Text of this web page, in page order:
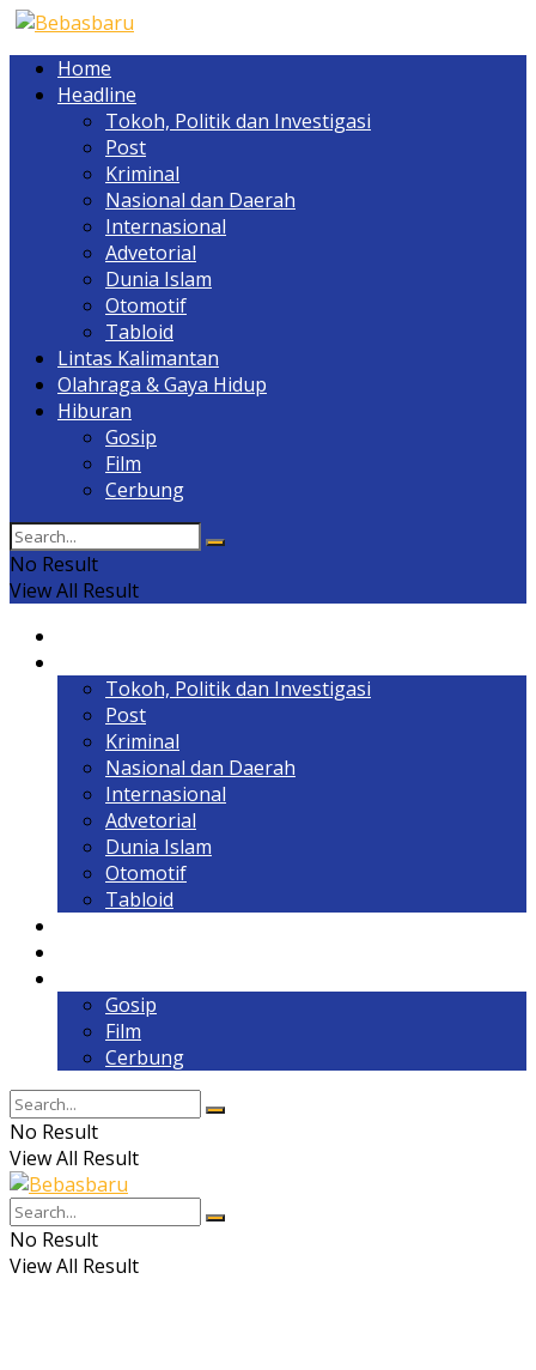
Home
Headline
Tokoh, Politik dan Investigasi
Post
Kriminal
Nasional dan Daerah
Internasional
Advetorial
Dunia Islam
Otomotif
Tabloid
Lintas Kalimantan
Olahraga & Gaya Hidup
Hiburan
Gosip
Film
Cerbung
No Result
View All Result
Tokoh, Politik dan Investigasi
Post
Kriminal
Nasional dan Daerah
Internasional
Advetorial
Dunia Islam
Otomotif
Tabloid
Gosip
Film
Cerbung
No Result
View All Result
No Result
View All Result